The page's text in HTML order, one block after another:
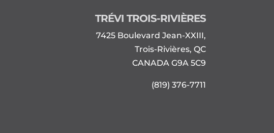
TRÉVI TROIS-RIVIÈRES
7425 Boulevard Jean-XXIII,
Trois-Rivières, QC
CANADA G9A 5C9
(819) 376-7711